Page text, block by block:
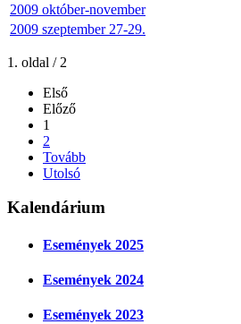
2009 október-november
2009 szeptember 27-29.
1. oldal / 2
Első
Előző
1
2
Tovább
Utolsó
Kalendárium
Események 2025
Események 2024
Események 2023